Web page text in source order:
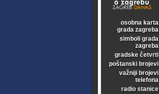
osobna karta
grada zagreba
simboli grada
zagreba
gradske četvrti
poštanski brojevi
važniji brojevi
telefona
radio stanice